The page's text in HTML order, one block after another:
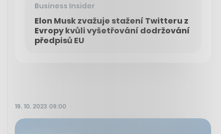
Business Insider
Elon Musk zvažuje stažení Twitteru z
Evropy kvůli vyšetřování dodržování
předpisů EU
19. 10. 2023 09:00